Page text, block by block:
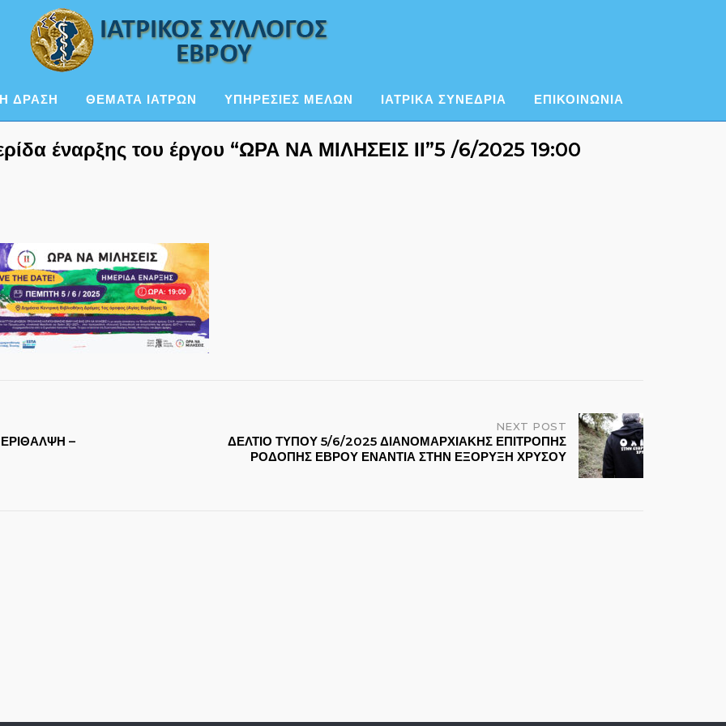
ΔΡΑΣΗ ΘΕΜΑΤΑ ΙΑΤΡΩΝ ΥΠΗΡΕΣΙΕΣ ΜΕΛΩΝ ΙΑΤΡΙΚΑ ΣΥΝΕΔΡΙΑ ΕΠΙΚΟΙΝΩΝΙΑ
έναρξης του έργου “ΩΡΑ ΝΑ ΜΙΛΗΣΕΙΣ ΙΙ”5 /6/2025 19:00
–
NEXT POST
ΔΕΛΤΙΟ ΤΥΠΟΥ 5/6/2025 ΔΙΑΝΟΜΑΡΧΙΑΚΗΣ ΕΠΙΤΡΟΠΗΣ
ΡΟΔΟΠΗΣ ΕΒΡΟΥ ΕΝΑΝΤΙΑ ΣΤΗΝ ΕΞΟΡΥΞΗ ΧΡΥΣΟΥ